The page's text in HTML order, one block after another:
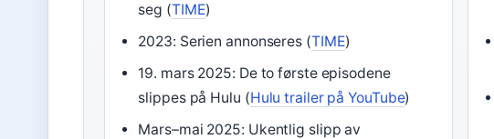
seg (TIME)
2023: Serien annonseres (TIME)
19. mars 2025: De to første episodene
slippes på Hulu (Hulu trailer på YouTube)
Mars–mai 2025: Ukentlig slipp av